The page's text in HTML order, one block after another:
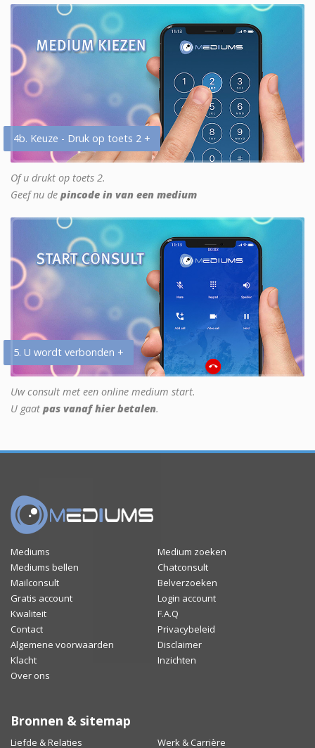
4b. Keuze - Druk op toets 2 +
Of u drukt op toets 2.
Geef nu de pincode in van een medium
5. U wordt verbonden +
Uw consult met een online medium start.
U gaat pas vanaf hier betalen.
Mediums
Medium zoeken
Mediums bellen
Chatconsult
Mailconsult
Belverzoeken
Gratis account
Login account
Kwaliteit
F.A.Q
Contact
Privacybeleid
Algemene voorwaarden
Disclaimer
Klacht
Inzichten
Over ons
Bronnen & sitemap
Liefde & Relaties Werk & Carrière